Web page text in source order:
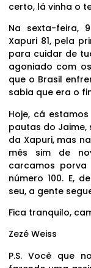
certo, lá vinha o
Na sexta-feira,
Xapuri 81, pela
para cuidar de
agoniado com
que o Brasil
sabia que era o
Hoje, cá
pautas do Jaime,
da Xapuri, mas
mês sim de
carcamos
número 100. E,
seu, a gente
Fica tranquilo,
Zezé Weiss
P.S. Você que